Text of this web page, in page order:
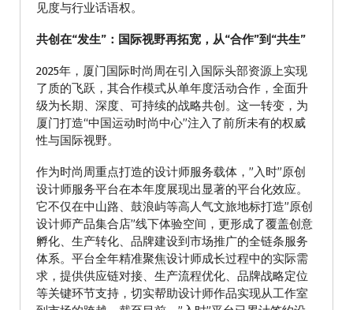
见度与行业话语权。
共创在“发生”：国际视野再拓宽，从“合作”到“共生”
2025年，厦门国际时尚周在引入国际头部资源上实现
了质的飞跃，其合作模式从单年度活动合作，全面升
级为长期、深度、可持续的战略共创。这一转变，为
厦门打造“中国运动时尚中心”注入了前所未有的权威
性与国际视野。
作为时尚周重点打造的设计师服务载体，”入时”原创
设计师服务平台在本年度展现出显著的平台化效应。
它不仅在中山路、鼓浪屿等高人气文旅地标打造”原创
设计师产品集合店”线下体验空间，更形成了覆盖创意
孵化、生产转化、品牌建设到市场推广的全链条服务
体系。平台全年精准聚焦设计师成长过程中的实际需
求，提供供应链对接、生产流程优化、品牌战略定位
等关键环节支持，切实帮助设计师作品实现从工作室